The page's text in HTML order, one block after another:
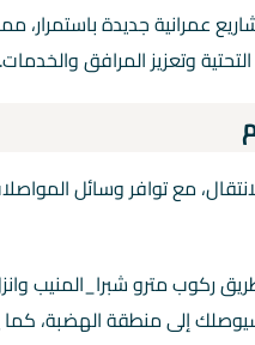
عمرانية جديدة باستمرار،
وتعزيز المرافق والخدمات.
مع توافر وسائل
ركوب مترو شبرا_المنيب
نقل عام يحمل رقم 721 والذي سيوصلك إلى